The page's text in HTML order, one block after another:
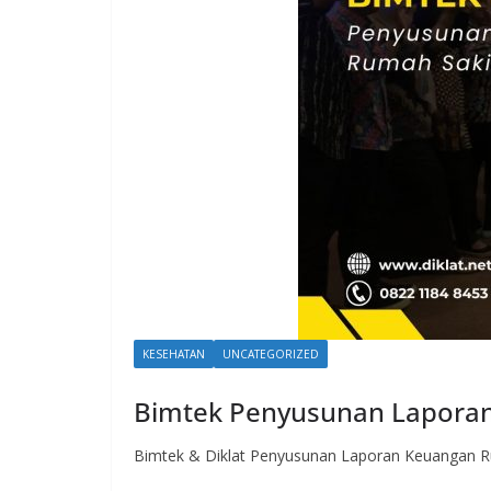
KESEHATAN UNCATEGORIZED
Bimtek Penyusunan
Bimtek & Diklat Penyusunan Laporan Keuangan